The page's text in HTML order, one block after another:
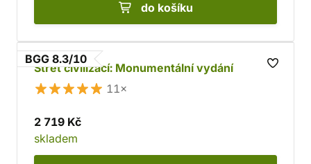
do košíku
BGG 8.3/10
Střet civilizací: Monumentální vydání
11×
2 719 Kč
skladem